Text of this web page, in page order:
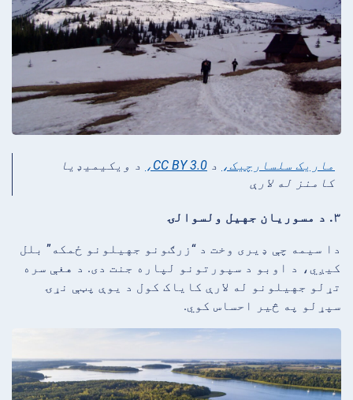
ماریک سلسارچیک، د CC BY 3.0،
د ویکیمیډیا
کامنز له لارې
۳. د مسوریان جهيل ولسوالۍ
دا سیمه چې ډیری وخت د “زرګونو جهيلونو ځمکه” بلل
کیږي، د اوبو د سپورتونو لپاره جنت دی. د هغې سره
تړلو جهيلونو له لارې کایاک کول د یوې پټې نړۍ
سپړلو په څیر احساس کوي.